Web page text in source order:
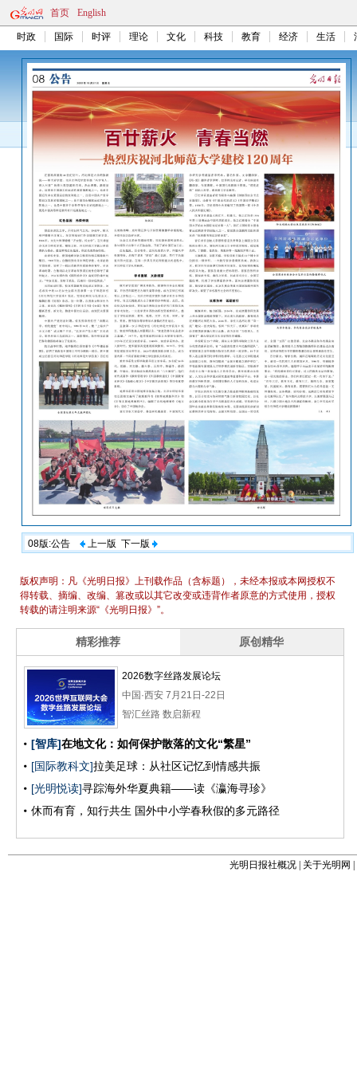
首页 English
时政 国际 时评 理论 文化 科技 教育 经济 生活
08版:公告 上一版 下一版
光明日报社概况 关于光明网